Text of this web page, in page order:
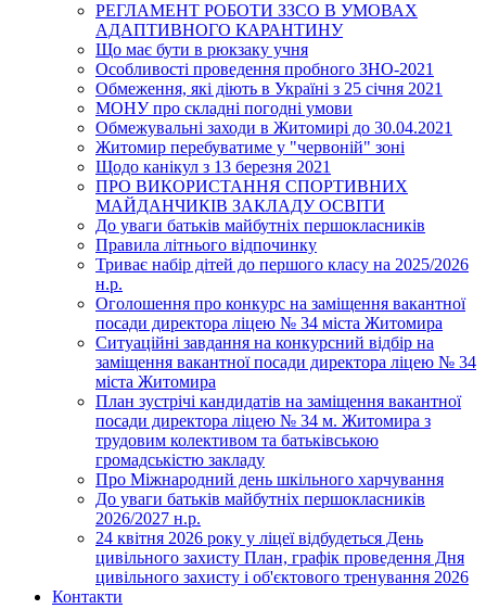
РЕГЛАМЕНТ РОБОТИ ЗЗСО В УМОВАХ
АДАПТИВНОГО КАРАНТИНУ
Що має бути в рюкзаку учня
Особливості проведення пробного ЗНО-2021
Обмеження, які діють в Україні з 25 січня 2021
МОНУ про складні погодні умови
Обмежувальні заходи в Житомирі до 30.04.2021
Житомир перебуватиме у "червоній" зоні
Щодо канікул з 13 березня 2021
ПРО ВИКОРИСТАННЯ СПОРТИВНИХ
МАЙДАНЧИКІВ ЗАКЛАДУ ОСВІТИ
До уваги батьків майбутніх першокласників
Правила літнього відпочинку
Триває набір дітей до першого класу на 2025/2026
н.р.
Оголошення про конкурс на заміщення вакантної
посади директора ліцею № 34 міста Житомира
Ситуаційні завдання на конкурсний відбір на
заміщення вакантної посади директора ліцею № 34
міста Житомира
План зустрічі кандидатів на заміщення вакантної
посади директора ліцею № 34 м. Житомира з
трудовим колективом та батьківською
громадськістю закладу
Про Міжнародний день шкільного харчування
До уваги батьків майбутніх першокласників
2026/2027 н.р.
24 квітня 2026 року у ліцеї відбудеться День
цивільного захисту План, графік проведення Дня
цивільного захисту і об'єктового тренування 2026
Контакти